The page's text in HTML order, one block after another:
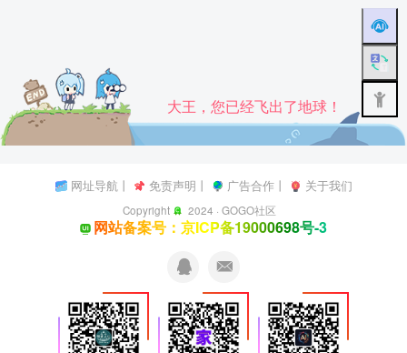
大王，您已经飞出了地球！
网址导航 丨 免责声明 丨 广告合作丨 关于我们
Copyright 2024 ·GOGO社区
网站备案号：京ICP备19000698号-3